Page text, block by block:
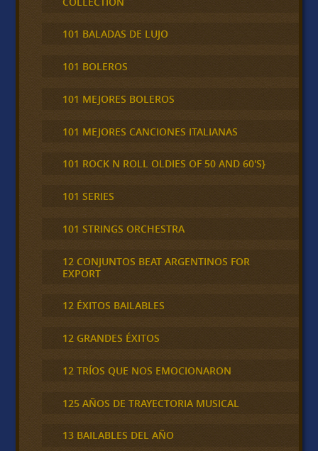
101 BALADAS DE LUJO
101 BOLEROS
101 MEJORES BOLEROS
101 MEJORES CANCIONES ITALIANAS
101 ROCK N ROLL OLDIES OF 50 AND 60'S}
101 SERIES
101 STRINGS ORCHESTRA
12 CONJUNTOS BEAT ARGENTINOS FOR
EXPORT
12 ÉXITOS BAILABLES
12 GRANDES ÉXITOS
12 TRÍOS QUE NOS EMOCIONARON
125 AÑOS DE TRAYECTORIA MUSICAL
13 BAILABLES DEL AÑO